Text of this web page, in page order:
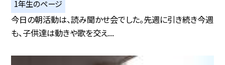
1年生のページ
今日の朝活動は、読み聞かせ会でした。先週に引き続き今週
も、子供達は動きや歌を交え...